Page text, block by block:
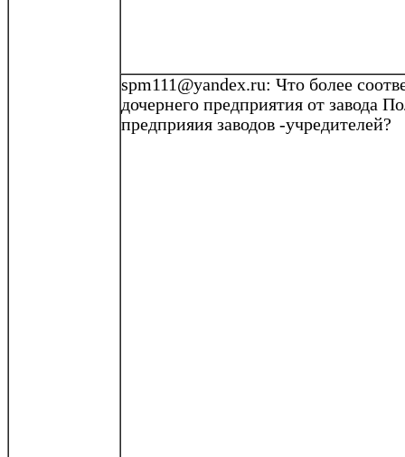
spm111@yandex.ru: Что более
дочернего предприятия от завода
предприяия заводов -учредителей?